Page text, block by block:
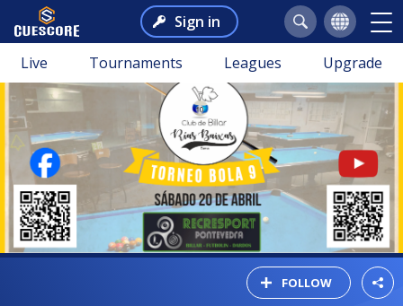
Sign in
Live Tournaments Leagues Upgrade
FOLLOW